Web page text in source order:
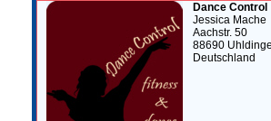
Dance Control
Jessica Mache
Aachstr. 50
88690
Deutschland